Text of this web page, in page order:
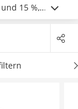
15 %,
enthält.
uns hier im